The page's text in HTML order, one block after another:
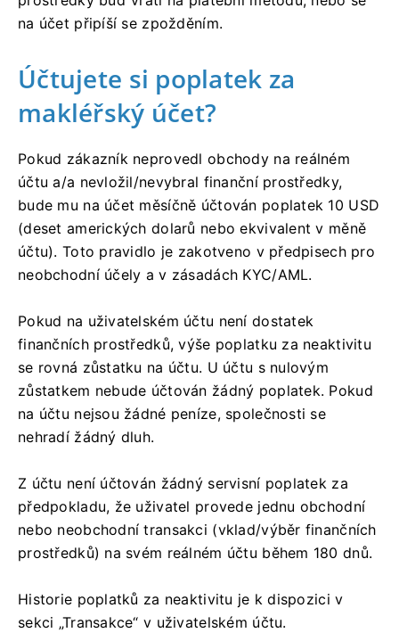
na účet připíší se zpožděním.
Účtujete si poplatek za
makléřský účet?
Pokud zákazník neprovedl obchody na reálném
účtu a/a nevložil/nevybral finanční prostředky,
bude mu na účet měsíčně účtován poplatek 10 USD
(deset amerických dolarů nebo ekvivalent v měně
účtu). Toto pravidlo je zakotveno v předpisech pro
neobchodní účely a v zásadách KYC/AML.
Pokud na uživatelském účtu není dostatek
finančních prostředků, výše poplatku za neaktivitu
se rovná zůstatku na účtu. U účtu s nulovým
zůstatkem nebude účtován žádný poplatek. Pokud
na účtu nejsou žádné peníze, společnosti se
nehradí žádný dluh.
Z účtu není účtován žádný servisní poplatek za
předpokladu, že uživatel provede jednu obchodní
nebo neobchodní transakci (vklad/výběr finančních
prostředků) na svém reálném účtu během 180 dnů.
Historie poplatků za neaktivitu je k dispozici v
sekci „Transakce“ v uživatelském účtu.